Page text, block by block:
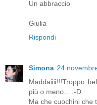
Un abbraccio
Giulia
Rispondi
Simona 24
Maddaiiii!!!Troppo
più o meno... :-D
Ma che cuochini che